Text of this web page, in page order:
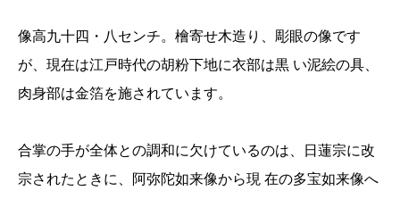
像高九十四・八センチ。檜寄せ木造り、彫眼の像です
が、現在は江戸時代の胡粉下地に衣部は黒 い泥絵の具、
肉身部は金箔を施されています。
合掌の手が全体との調和に欠けているのは、日蓮宗に改
宗されたときに、阿弥陀如来像から現 在の多宝如来像へ